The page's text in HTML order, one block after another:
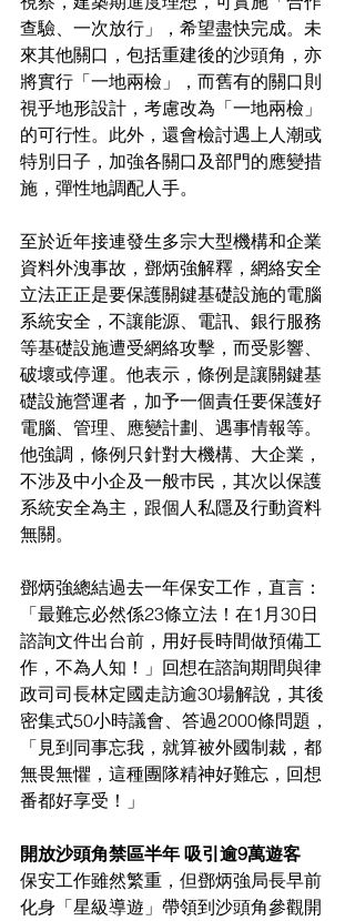
查驗、一次放行」，希望盡快完成。未
來其他關口，包括重建後的沙頭角，亦
將實行「一地兩檢」，而舊有的關口則
視乎地形設計，考慮改為「一地兩檢」
的可行性。此外，還會檢討遇上人潮或
特別日子，加強各關口及部門的應變措
施，彈性地調配人手。
至於近年接連發生多宗大型機構和企業
資料外洩事故，鄧炳強解釋，網絡安全
立法正正是要保護關鍵基礎設施的電腦
系統安全，不讓能源、電訊、銀行服務
等基礎設施遭受網絡攻擊，而受影響、
破壞或停運。他表示，條例是讓關鍵基
礎設施營運者，加予一個責任要保護好
電腦、管理、應變計劃、遇事情報等。
他強調，條例只針對大機構、大企業，
不涉及中小企及一般巿民，其次以保護
系統安全為主，跟個人私隱及行動資料
無關。
鄧炳強總結過去一年保安工作，直言：
「最難忘必然係23條立法！在1月30日
諮詢文件出台前，用好長時間做預備工
作，不為人知！」回想在諮詢期間與律
政司司長林定國走訪逾30場解說，其後
密集式50小時議會、答過2000條問題，
「見到同事忘我，就算被外國制裁，都
無畏無懼，這種團隊精神好難忘，回想
番都好享受！」
開放沙頭角禁區半年 吸引逾9萬遊客
保安工作雖然繁重，但鄧炳強局長早前
化身「星級導遊」帶領到沙頭角參觀開